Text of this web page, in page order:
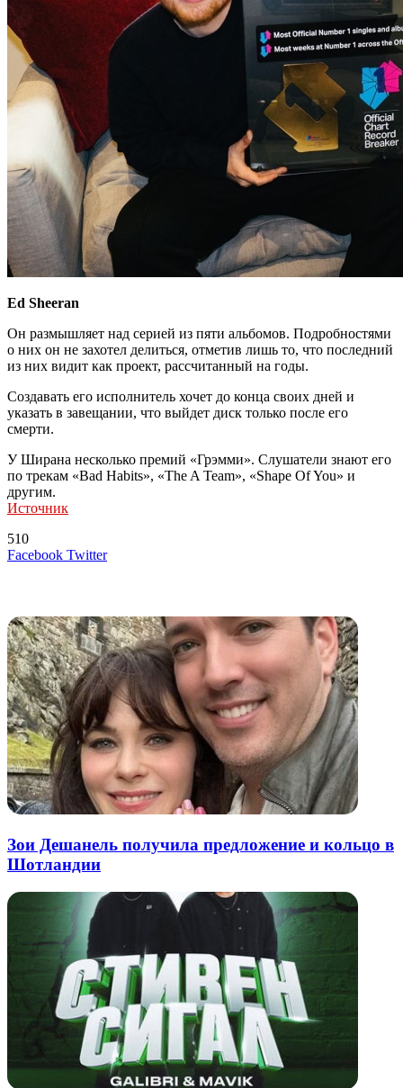
Ed Sheeran
Он размышляет над серией из пяти альбомов. Подробностями
о них он не захотел делиться, отметив лишь то, что последний
из них видит как проект, рассчитанный на годы.
Создавать его исполнитель хочет до конца своих дней и
указать в завещании, что выйдет диск только после его
смерти.
У Ширана несколько премий «Грэмми». Слушатели знают его
по трекам «Bad Habits», «The A Team», «Shape Of You» и
другим.
Источник
510
Facebook TwitterLinkedIn
Tumblr
Reddit
Вконтакте
Одноклассники
Skype
Messenger
Messenger
WhatsApp
Telegram
Viber
Line
Поделиться
Печатать
Зои Дешанель получила предложение и кольцо в
Шотландии